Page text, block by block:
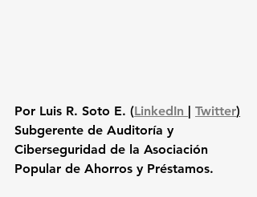
Por Luis R. Soto E. (LinkedIn Twitter)
Subgerente de Auditoría y
Ciberseguridad de la Asociación
Popular de Ahorros y Préstamos.